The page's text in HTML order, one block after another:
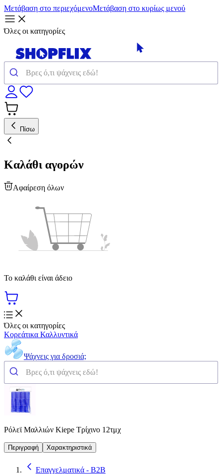
Μετάβαση στο περιεχόμενοΜετάβαση στο κυρίως μενού
Όλες οι κατηγορίες
Πίσω
Καλάθι αγορών
Αφαίρεση όλων
Το καλάθι είναι άδειο
Όλες οι κατηγορίες
Κορεάτικα Καλλυντικά
Ψάχνεις για δροσιά;
Ρόλεϊ Μαλλιών Kiepe Τρίχινο 12τμχ
Περιγραφή Χαρακτηριστικά
Επαγγελματικά - B2B